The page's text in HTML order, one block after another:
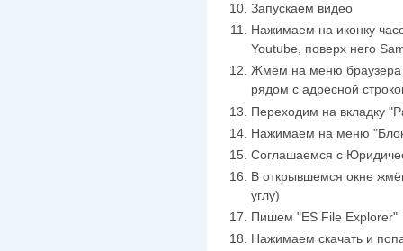
Запускаем видео
Нажимаем на иконку
Youtube, поверх него
Жмём на меню браузера
рядом с адресной
Переходим на вкладку
Нажимаем на меню
Соглашаемся с
В открывшемся окне
углу)
Пишем "ES File Explorer"
Нажимаем скачать и